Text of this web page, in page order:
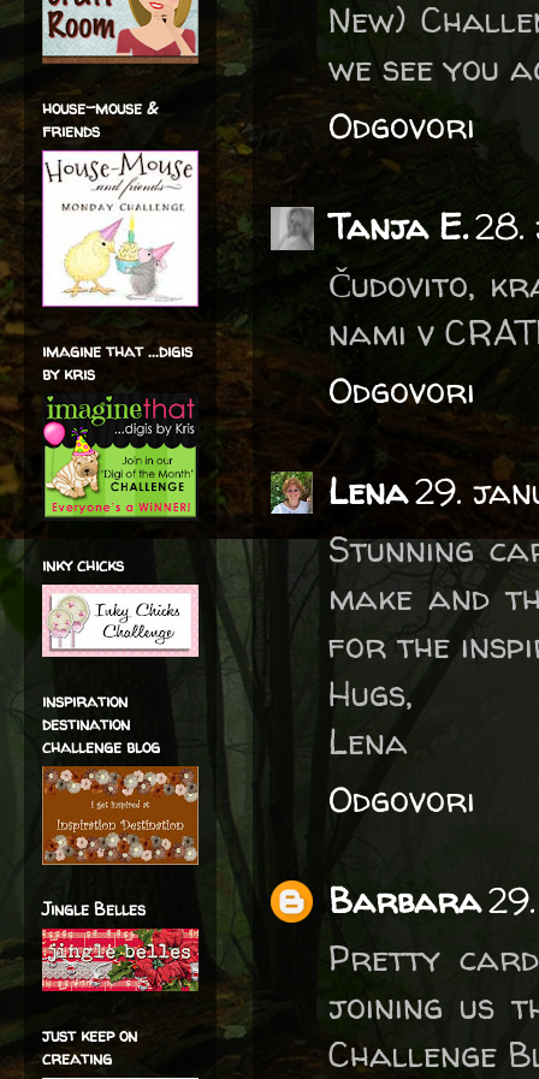
New)
we see you
Odgovori
Tanja E.28.
Čudovito,
nami v
Odgovori
Lena29.
Stunning
make and
for the
Hugs,
Lena
Odgovori
Barbara
Pretty
joining us
Challenge
house-mouse &
friends
imagine that ...digis
by kris
inky chicks
inspiration
destination
challenge blog
Jingle Belles
just keep on
creating